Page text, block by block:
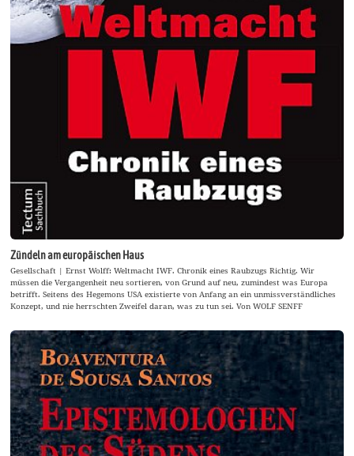
Zündeln am europäischen Haus
Gesellschaft | Ernst Wolff: Weltmacht IWF. Chronik eines Raubzugs Richtig. Wir
müssen die Vergangenheit neu sortieren, von Grund auf neu, zumindest was Europa
betrifft. Seitens des Hegemons USA existierte von Anfang an ein unmissverständliches
Konzept, und nie herrschten Zweifel daran, was zu tun sei. Von WOLF SENFF